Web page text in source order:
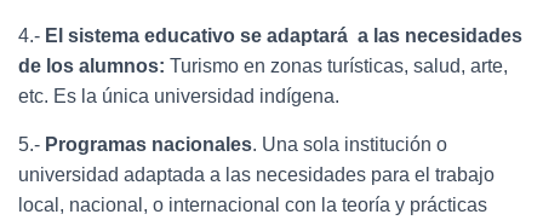
4.- El sistema educativo se adaptará a las necesidades
de los alumnos: Turismo en zonas turísticas, salud, arte,
etc. Es la única universidad indígena.
5.- Programas nacionales. Una sola institución o
universidad adaptada a las necesidades para el trabajo
local, nacional, o internacional con la teoría y prácticas